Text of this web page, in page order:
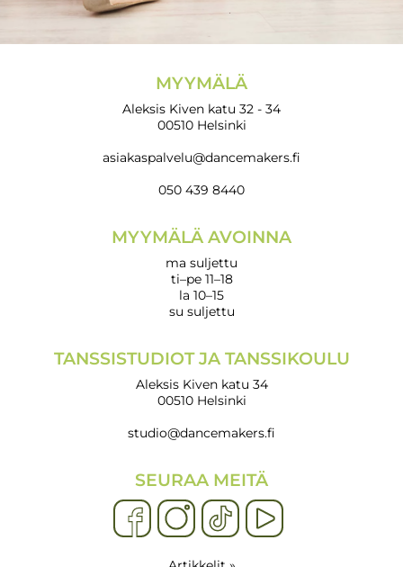
MYYMÄLÄ
Aleksis Kiven katu 32 - 34
00510 Helsinki
asiakaspalvelu@dancemakers.fi
050 439 8440
MYYMÄLÄ AVOINNA
ma suljettu
ti–pe 11–18
la 10–15
su suljettu
TANSSISTUDIOT JA TANSSIKOULU
Aleksis Kiven katu 34
00510 Helsinki
studio@dancemakers.fi
SEURAA MEITÄ